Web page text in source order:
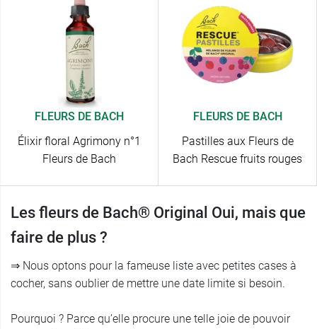
FLEURS DE BACH
Élixir floral Agrimony n°1
Fleurs de Bach
FLEURS DE BACH
Pastilles aux Fleurs de
Bach Rescue fruits rouges
Les fleurs de Bach® Original Oui, mais que
faire de plus ?
⇒ Nous optons pour la fameuse liste avec petites cases à
cocher, sans oublier de mettre une date limite si besoin.
Pourquoi ? Parce qu’elle procure une telle joie de pouvoir